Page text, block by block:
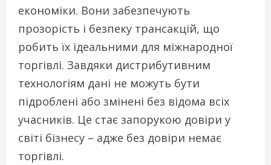
економіки. Вони забезпечують
прозорість і безпеку трансакцій, що
робить їх ідеальними для міжнародної
торгівлі. Завдяки дистрибутивним
технологіям дані не можуть бути
підроблені або змінені без відома всіх
учасників. Це стає запорукою довіри у
світі бізнесу – адже без довіри немає
торгівлі.